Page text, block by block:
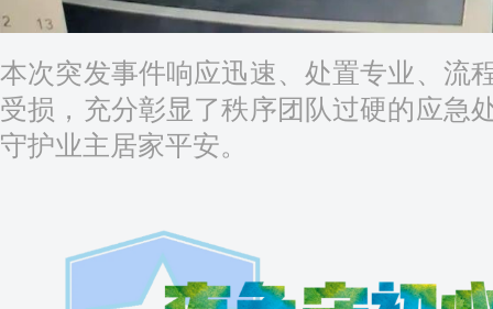
本次突发事件响应迅速、处置专业、流
受损，充分彰显了秩序团队过硬的应急
守护业主居家平安。